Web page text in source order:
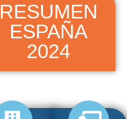
RESUMEN
ESPAÑA
2024